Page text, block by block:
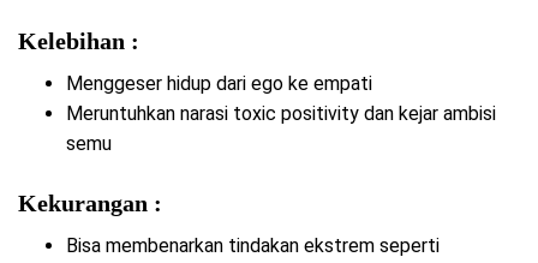
Kelebihan :
Menggeser hidup dari ego ke empati
Meruntuhkan narasi toxic positivity dan kejar ambisi
semu
Kekurangan :
Bisa membenarkan tindakan ekstrem seperti